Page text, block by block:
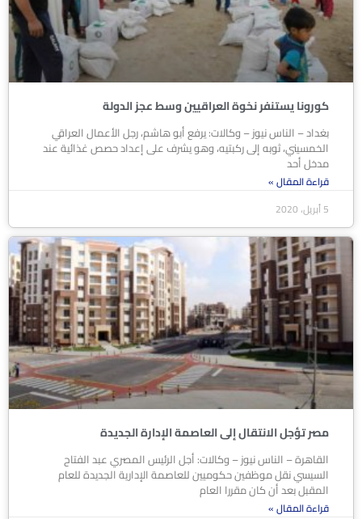
كورونا يستنفر نخوة العراقيين وسط عجز الدولة
بغداد – الناس نيوز – وكالات: يرفع أبو هاشم، رجل الأعمال العراقي
الخمسيني، ثوبه إلى ركبتيه، وهو يشرف على إعداد حصص غذائية عند
مدخل أحد
قراءة المقال »
5 أبريل، 2020
مصر تؤجل الانتقال إلى العاصمة الإدارة الجديدة
القاهرة – الناس نيوز – وكالات: أجل الرئيس المصري عبد الفتاح
السيسي نقل موظفين حكوميين للعاصمة الإدارية الجديدة للعام
المقبل بعد أن كان مقررا العام
قراءة المقال »